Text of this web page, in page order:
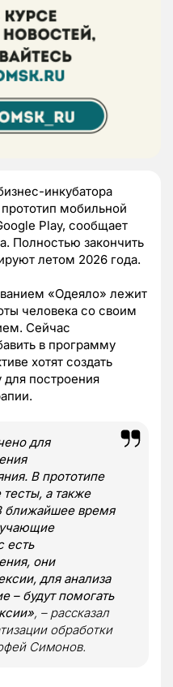
инкубатора
мобильной
Play, сообщает
Полностью закончить
летом 2026 года.
«Одеяло» лежит
человека со своим
Сейчас
в программу
хотят создать
построения
для
В прототипе
а также
ближайшее время
есть
они
для анализа
– будут помогать
, – рассказал
обработки
Симонов.